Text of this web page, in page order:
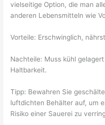
vielseitige Option, die man
anderen Lebensmitteln wie
Vorteile: Erschwinglich,
Nachteile: Muss kühl
Haltbarkeit.
Tipp: Bewahren Sie
luftdichten Behälter auf, um
Risiko einer Sauerei zu